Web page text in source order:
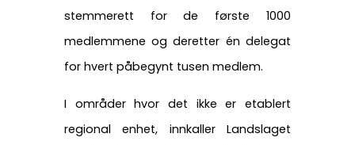
stemmerett for de første 1000
medlemmene og deretter én delegat
for hvert påbegynt tusen medlem.
I områder hvor det ikke er etablert
regional enhet, innkaller Landslaget